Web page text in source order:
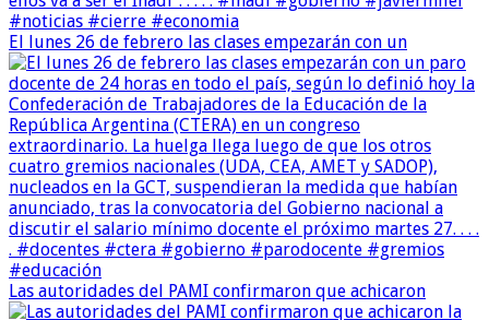
El lunes 26 de febrero las clases empezarán con un
Las autoridades del PAMI confirmaron que achicaron